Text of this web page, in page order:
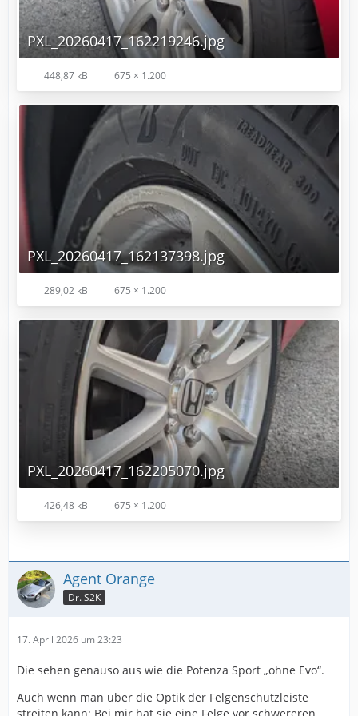
PXL_20260417_162219246.jpg
448,87 kB 675 × 1.200
PXL_20260417_162137398.jpg
289,02 kB 675 × 1.200
PXL_20260417_162205070.jpg
426,48 kB 675 × 1.200
Agent Orange
Dr. S2K
17. April 2026 um 23:23
Die sehen genauso aus wie die Potenza Sport „ohne Evo“.
Auch wenn man über die Optik der Felgenschutzleiste